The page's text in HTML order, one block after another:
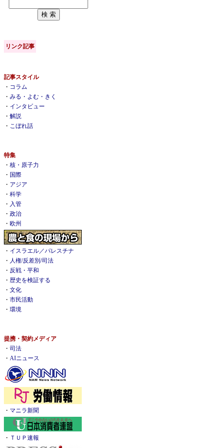
リンク記事
記事スタイル
・ コラム
・ みる・よむ・きく
・ インタビュー
・ 解説
・ こぼれ話
特集
・ 核・原子力
・ 国際
・ アジア
・ 科学
・ 入管
・ 政治
・ 欧州
・ イスラエル／パレスチナ
・ 人権/反差別/司法
・ 反戦・平和
・ 歴史を検証する
・ 文化
・ 市民活動
・ 環境
提携・契約メディア
・ 司法
・ AIニュース
・ マニラ新聞
・ ＴＵＰ速報